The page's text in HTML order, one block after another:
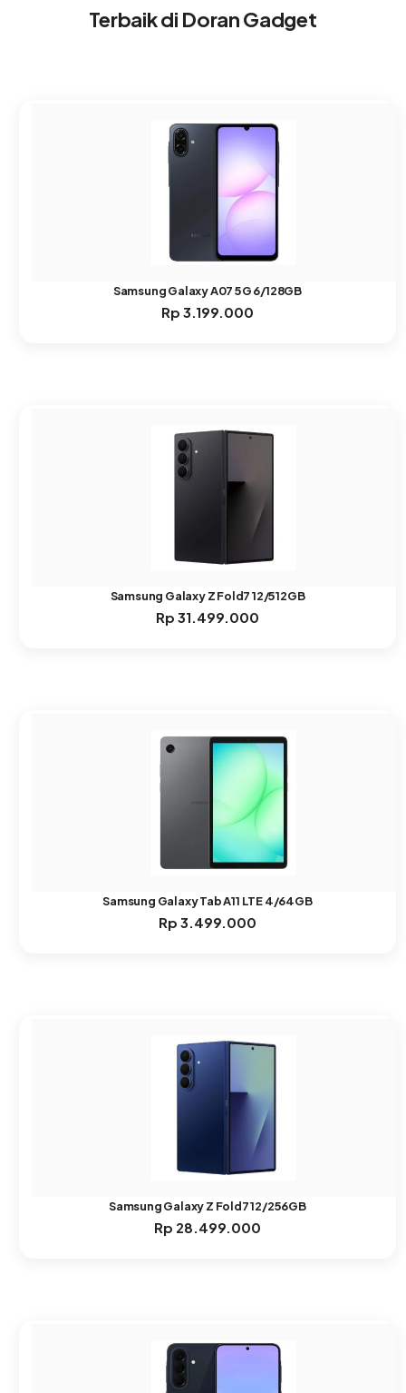
Terbaik di Doran Gadget
Samsung Galaxy A07 5G 6/128GB
Rp 3.199.000
Samsung Galaxy Z Fold7 12/512GB
Rp 31.499.000
Samsung Galaxy Tab A11 LTE 4/64GB
Rp 3.499.000
Samsung Galaxy Z Fold7 12/256GB
Rp 28.499.000